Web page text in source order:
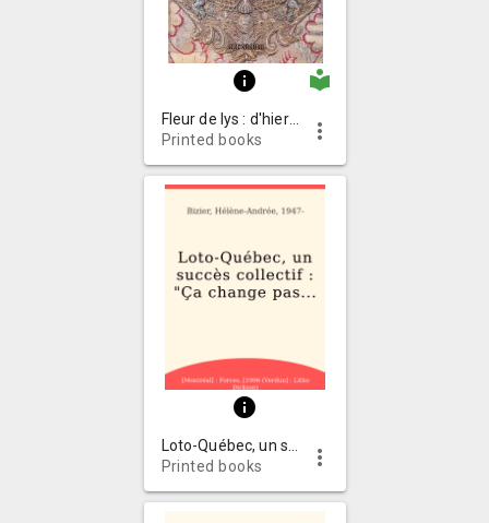
info local_library
Fleur de lys : d'hier à aujourd'hui
Printed books
more_vert
info
Printed books
more_vert